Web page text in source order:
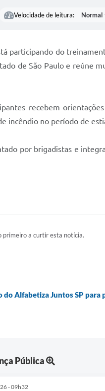
Velocidade de leitura:
participando do
de São Paulo e reúne
recebem
incêndio no período de
por brigadistas e
primeiro a curtir esta notícia.
do Alfabetiza Juntos SP para
Pública
- 09h32